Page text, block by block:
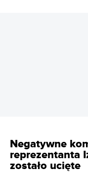
Negatywne
reprezentanta
zostało ucięte